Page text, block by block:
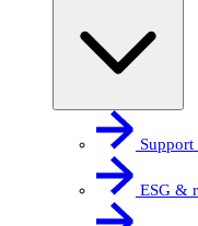
ESG &